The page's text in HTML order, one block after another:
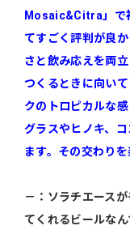
Mosaic&Citra」で
てすごく評判が良
さと飲み応えを両
つくるときに向い
クのトロピカルな
グラスやヒノキ、
ます。その交わり
－：ソラチエース
てくれるビールなん